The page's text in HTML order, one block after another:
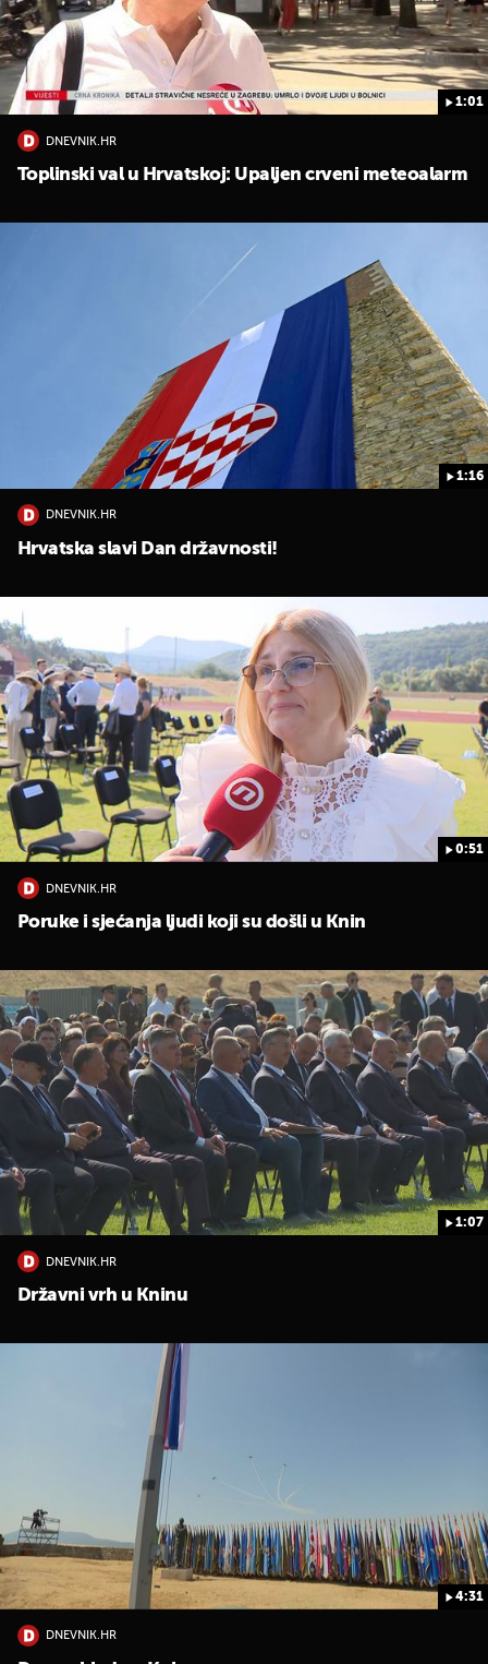
1:01
DNEVNIK.HR
Toplinski val u Hrvatskoj: Upaljen crveni meteoalarm
1:16
DNEVNIK.HR
Hrvatska slavi Dan državnosti!
0:51
DNEVNIK.HR
Poruke i sjećanja ljudi koji su došli u Knin
1:07
DNEVNIK.HR
Državni vrh u Kninu
4:31
DNEVNIK.HR